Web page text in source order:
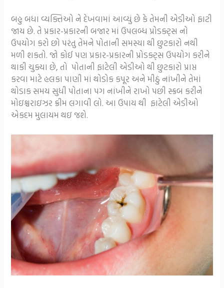
બહુ બધા વ્યક્તિઓ ને દેખવામાં આવ્યું છે કે તેમની એડીઓ ફાટી
જાય છે. તે પ્રકાર-પ્રકારની બજાર માં ઉપલબ્ધ પ્રોડક્ટ્સ નો
ઉપયોગ કરો છો પરંતુ તેમને પોતાની સમસ્યા થી છુટકારો નથી
મળી શકતો. જો કોઈ પણ પ્રકાર-પ્રકારની પ્રોડક્ટ્સ ઉપયોગ કરીને
થાકી ચુક્યા છે, તો પોતાની ફાટેલી એડીઓ થી છુટકારો પ્રાપ્ત
કરવા માટે હલકા પાણી માં થોડોક કપૂર અને મીઠું નાંખીને તેમાં
થોડાક સમય સુધી પોતાના પગ નાંખીને રાખો પછી સ્ક્રબ કરીને
મોઇશ્ચરાઇઝર ક્રીમ લગાવી લો. આ ઉપાય થી ફાટેલી એડીઓ
એકદમ મુલાયમ થઇ જશે.